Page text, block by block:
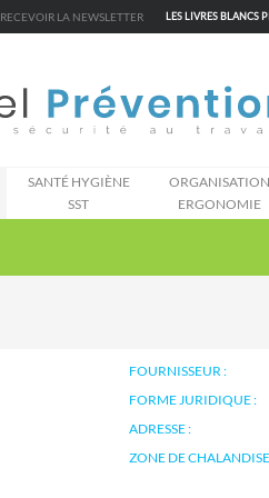
RECEVOIR LA NEWSLETTER LES LIVRES BLANCS
SANTÉ HYGIÈNE
SST
ORGANISATION
ERGONOMIE
FOURNISSEUR :
FORME JURIDIQUE :
ADRESSE :
ZONE DE